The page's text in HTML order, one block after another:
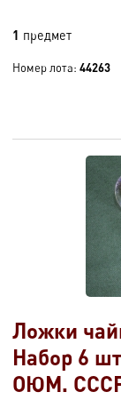
1 предмет
Номер лота: 44263
Ложки
Набор 6
ОЮМ.